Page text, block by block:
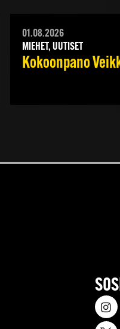
01.08.2026
MIEHET, UUTISET
Kokoonpano